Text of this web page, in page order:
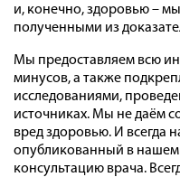
и, конечно, здоровью –
полученными из
Мы предоставляем всю
минусов, а также
исследованиями,
источниках. Мы не даём
вред здоровью. И всегда
опубликованный в нашем
консультацию врача.